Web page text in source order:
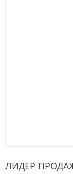
ЛИДЕР